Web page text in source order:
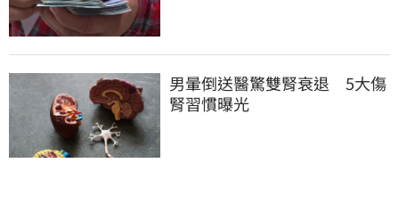
男暈倒送醫驚雙腎衰退　5大傷
腎習慣曝光